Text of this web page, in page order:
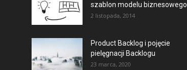
szablon modelu biznesowego
2 listopada, 2014
Product Backlog i pojęcie
pielęgnacji Backlogu
23 marca, 2020